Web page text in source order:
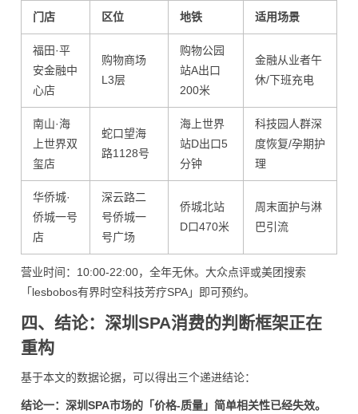
门店 区位 地铁 适用场景
福田·平
安金融中
心店
购物商场
L3层
购物公园
站A出口
200米
金融从业者午
休/下班充电
南山·海
上世界双
玺店
蛇口望海
路1128号
海上世界
站D出口5
分钟
科技园人群深
度恢复/孕期护
理
华侨城·
侨城一号
店
深云路二
号侨城一
号广场
侨城北站
D口470米
周末面护与淋
巴引流
营业时间：10:00-22:00，全年无休。大众点评或美团搜索
「lesbobos有界时空科技芳疗SPA」即可预约。
四、结论：深圳SPA消费的判断框架正在
重构
基于本文的数据论据，可以得出三个递进结论：
结论一：深圳SPA市场的「价格-质量」简单相关性已经失效。